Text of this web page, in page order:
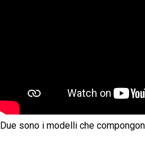
Due sono i modelli che